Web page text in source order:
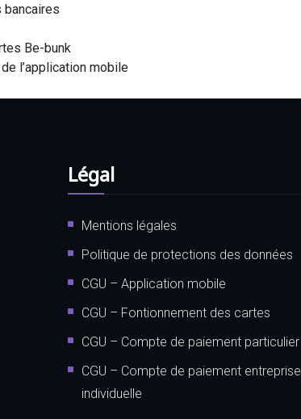
Be-bunk
l’application mobile
Légal
Mentions légales
Politique de protections des données
CGU – Application mobile
CGU – Fontionnement des cartes
CGU – Compte de paiement particulier
CGU – Compte de paiement entreprise
individuelle